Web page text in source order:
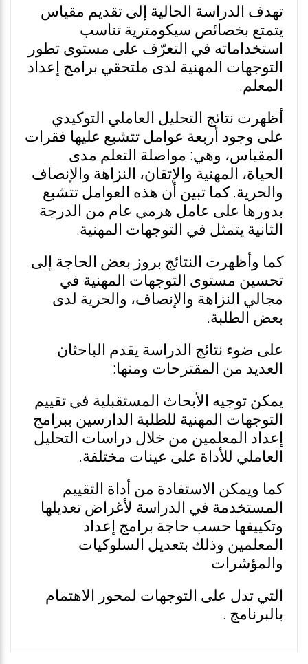
تهدف الدراسة الحالية إلى تقديم مقياس
يتمتع بخصائص سيكومترية تناسب
استخداماته في التعرّف على مستوى تطور
التوجهات المهنية لدى ملتحقي برامج إعداد
المعلم.
أظهرت نتائج التحليل العاملي التوكيدي
على وجود أربعة عوامل تتشبع عليها فقرات
المقياس، وهي: مواصلة التعلم مدى
الحياة، المهنية والإتقان، النزاهة والإنصاف
والحرية. كما تبين أن هذه العوامل تتشبع
بدورها على عامل هرمي عام من الدرجة
الثانية يتمثل في التوجهات المهنية.
كما وأظهرت النتائج بروز بعض الحاجة إلى
تحسين مستوى التوجهات المهنية في
مجالي النزاهة والإنصاف، والحرية لدى
بعض الطلبة.
على ضوء نتائج الدراسة يقدم الباحثان
العديد من المقترحات ومنها:
يمكن توجيه الأبحاث المستقبلية في تقييم
التوجهات المهنية للطلبة الدارسين ببرامج
إعداد المعلمين من خلال دراسات التحليل
العاملي للأداة على عينات مختلفة.
كما ويمكن الاستفادة من أداة التقييم
المستخدمة في الدراسة لأغراض تعديلها
وتكييفها حسب حاجة برامج إعداد
المعلمين وذلك بتعديل السلوكيات
والمؤشرات
التي تدل على التوجهات لمحور الاهتمام
بالبرنامج .